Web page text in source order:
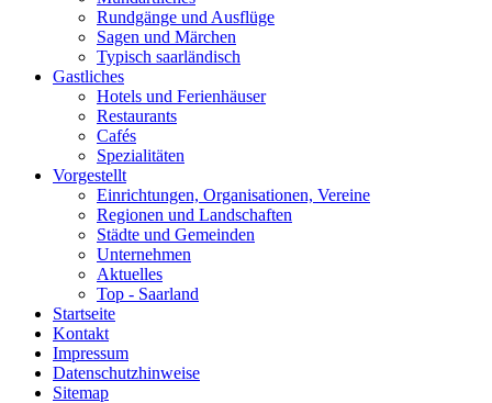
Rundgänge und Ausflüge
Sagen und Märchen
Typisch saarländisch
Gastliches
Hotels und Ferienhäuser
Restaurants
Cafés
Spezialitäten
Vorgestellt
Einrichtungen, Organisationen, Vereine
Regionen und Landschaften
Städte und Gemeinden
Unternehmen
Aktuelles
Top - Saarland
Startseite
Kontakt
Impressum
Datenschutzhinweise
Sitemap